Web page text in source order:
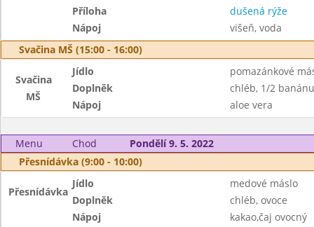
Příloha
dušená rýže
Nápoj
višeň, voda
Svačina MŠ (15:00 - 16:00)
Svačina
MŠ
Jídlo
pomazánkové
Doplněk
chléb, 1/2 banánu
Nápoj
aloe vera
Menu Chod
Pondělí 9. 5. 2022
Přesnídávka (9:00 - 10:00)
Přesnídávka
Jídlo
medové máslo
Doplněk
chléb, ovoce
Nápoj
kakao,čaj ovocný